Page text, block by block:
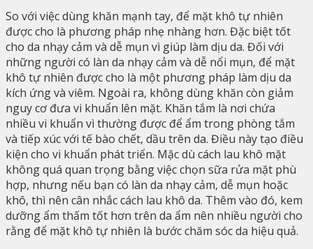
So với việc dùng khăn mạnh tay, để mặt khô tự nhiên
được cho là phương pháp nhẹ nhàng hơn. Đặc biệt tốt
cho da nhạy cảm và dễ mụn vì giúp làm dịu da. Đối với
những người có làn da nhạy cảm và dễ nổi mụn, để mặt
khô tự nhiên được cho là một phương pháp làm dịu da
kích ứng và viêm. Ngoài ra, không dùng khăn còn giảm
nguy cơ đưa vi khuẩn lên mặt. Khăn tắm là nơi chứa
nhiều vi khuẩn vì thường được để ẩm trong phòng tắm
và tiếp xúc với tế bào chết, dầu trên da. Điều này tạo điều
kiện cho vi khuẩn phát triển. Mặc dù cách lau khô mặt
không quá quan trọng bằng việc chọn sữa rửa mặt phù
hợp, nhưng nếu bạn có làn da nhạy cảm, dễ mụn hoặc
khô, thì nên cân nhắc cách lau khô da. Thêm vào đó, kem
dưỡng ẩm thấm tốt hơn trên da ẩm nên nhiều người cho
rằng để mặt khô tự nhiên là bước chăm sóc da hiệu quả.